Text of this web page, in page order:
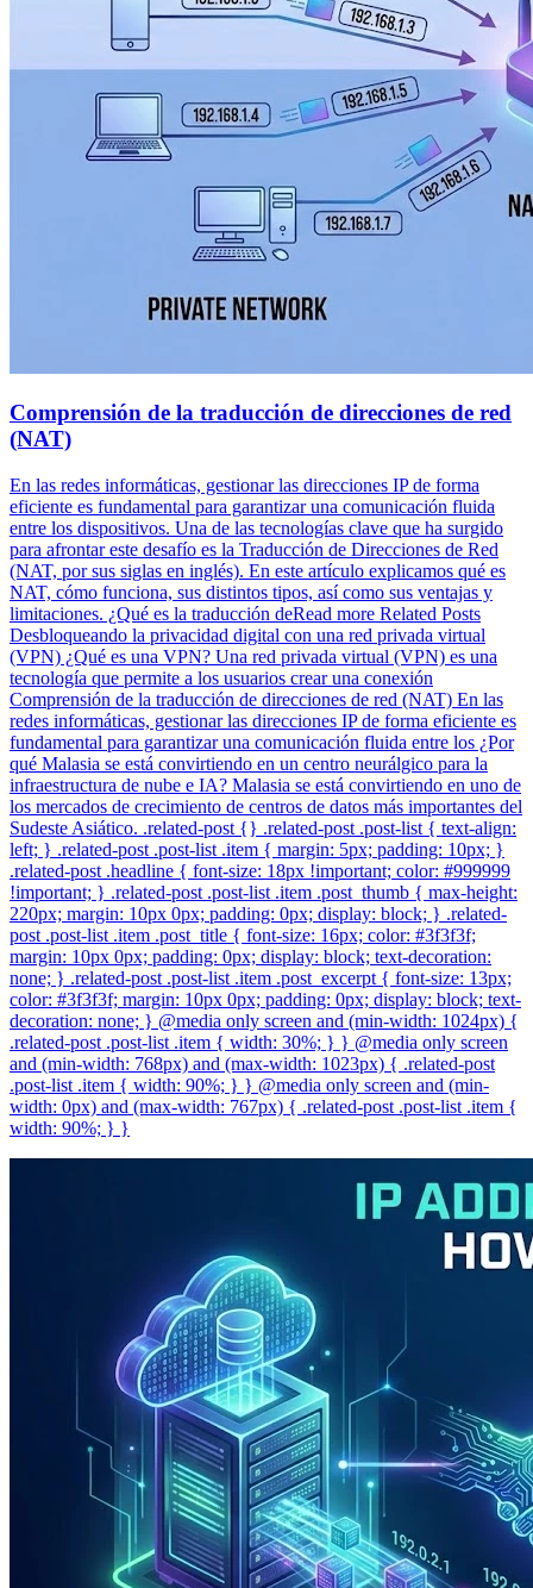
Comprensión de la traducción de direcciones de red
(NAT)
En las redes informáticas, gestionar las direcciones IP de forma
eficiente es fundamental para garantizar una comunicación fluida
entre los dispositivos. Una de las tecnologías clave que ha surgido
para afrontar este desafío es la Traducción de Direcciones de Red
(NAT, por sus siglas en inglés). En este artículo explicamos qué es
NAT, cómo funciona, sus distintos tipos, así como sus ventajas y
limitaciones. ¿Qué es la traducción deRead more Related Posts
Desbloqueando la privacidad digital con una red privada virtual
(VPN) ¿Qué es una VPN? Una red privada virtual (VPN) es una
tecnología que permite a los usuarios crear una conexión
Comprensión de la traducción de direcciones de red (NAT) En las
redes informáticas, gestionar las direcciones IP de forma eficiente es
fundamental para garantizar una comunicación fluida entre los ¿Por
qué Malasia se está convirtiendo en un centro neurálgico para la
infraestructura de nube e IA? Malasia se está convirtiendo en uno de
los mercados de crecimiento de centros de datos más importantes del
Sudeste Asiático. .related-post {} .related-post .post-list { text-align:
left; } .related-post .post-list .item { margin: 5px; padding: 10px; }
.related-post .headline { font-size: 18px !important; color: #999999
!important; } .related-post .post-list .item .post_thumb { max-height:
220px; margin: 10px 0px; padding: 0px; display: block; } .related-
post .post-list .item .post_title { font-size: 16px; color: #3f3f3f;
margin: 10px 0px; padding: 0px; display: block; text-decoration:
none; } .related-post .post-list .item .post_excerpt { font-size: 13px;
color: #3f3f3f; margin: 10px 0px; padding: 0px; display: block; text-
decoration: none; } @media only screen and (min-width: 1024px) {
.related-post .post-list .item { width: 30%; } } @media only screen
and (min-width: 768px) and (max-width: 1023px) { .related-post
.post-list .item { width: 90%; } } @media only screen and (min-
width: 0px) and (max-width: 767px) { .related-post .post-list .item {
width: 90%; } }